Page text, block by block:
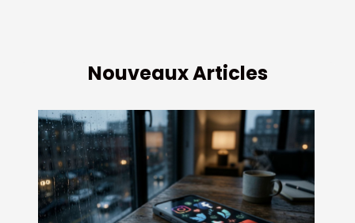
Nouveaux Articles